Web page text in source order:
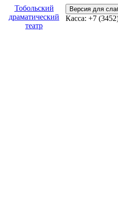
Тобольский
драматический
театр
Версия для
Касса: +7